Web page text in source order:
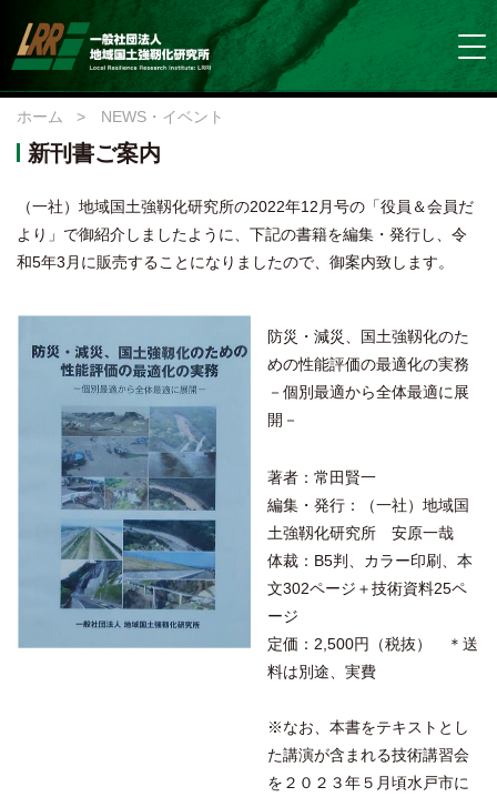
ホーム > NEWS・イベント
新刊書ご案内
（一社）地域国土強靱化研究所の2022年12月号の「役員＆会員だ
より」で御紹介しましたように、下記の書籍を編集・発行し、令
和5年3月に販売することになりましたので、御案内致します。
防災・減災、国土強靱化のた
めの性能評価の最適化の実務
－個別最適から全体最適に展
開－
著者：常田賢一
編集・発行：（一社）地域国
土強靱化研究所 安原一哉
体裁：B5判、カラー印刷、本
文302ページ＋技術資料25ペ
ージ
定価：2,500円（税抜） ＊送
料は別途、実費
※なお、本書をテキストとし
た講演が含まれる技術講習会
を２０２３年５月頃水戸市に